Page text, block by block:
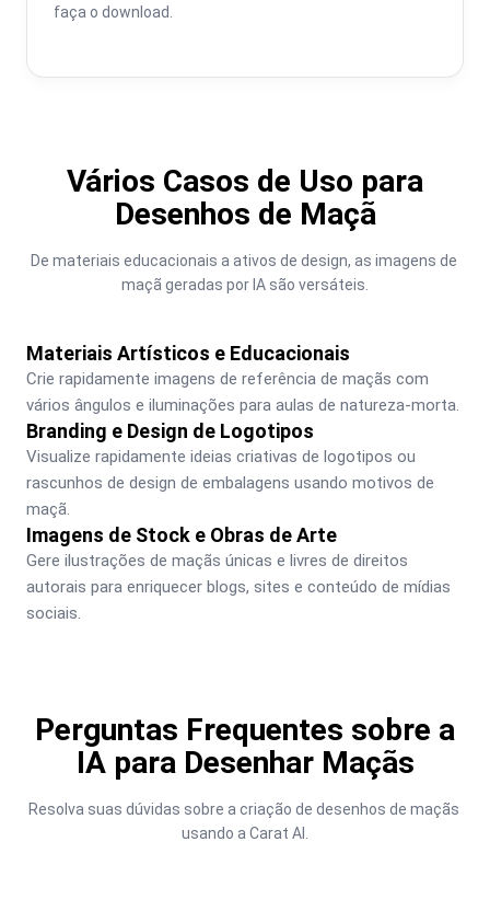
faça o download.
Vários Casos de Uso para
Desenhos de Maçã
De materiais educacionais a ativos de design, as imagens de
maçã geradas por IA são versáteis.
Materiais Artísticos e Educacionais
Crie rapidamente imagens de referência de maçãs com
vários ângulos e iluminações para aulas de natureza-morta.
Branding e Design de Logotipos
Visualize rapidamente ideias criativas de logotipos ou
rascunhos de design de embalagens usando motivos de
maçã.
Imagens de Stock e Obras de Arte
Gere ilustrações de maçãs únicas e livres de direitos
autorais para enriquecer blogs, sites e conteúdo de mídias
sociais.
Perguntas Frequentes sobre a
IA para Desenhar Maçãs
Resolva suas dúvidas sobre a criação de desenhos de maçãs
usando a Carat AI.